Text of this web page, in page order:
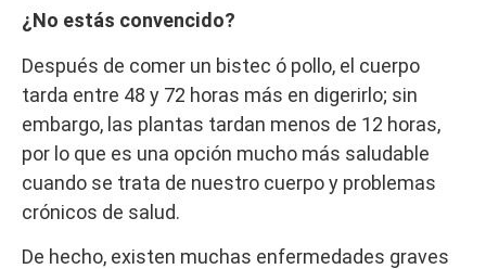
¿No estás convencido?
Después de comer un bistec ó pollo, el cuerpo
tarda entre 48 y 72 horas más en digerirlo; sin
embargo, las plantas tardan menos de 12 horas,
por lo que es una opción mucho más saludable
cuando se trata de nuestro cuerpo y problemas
crónicos de salud.
De hecho, existen muchas enfermedades graves